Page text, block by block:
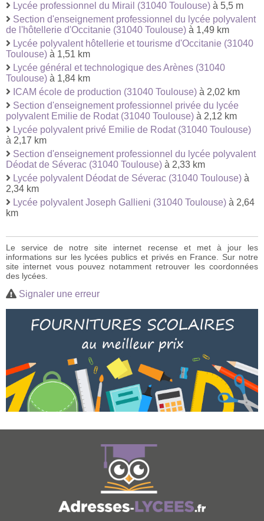
Lycée professionnel du Mirail (31040 Toulouse) à 5,5 m
Section d'enseignement professionnel du lycée polyvalent
de l'hôtellerie d'Occitanie (31040 Toulouse) à 1,49 km
Lycée polyvalent hôtellerie et tourisme d'Occitanie (31040
Toulouse) à 1,51 km
Lycée général et technologique des Arènes (31040
Toulouse) à 1,84 km
ICAM école de production (31040 Toulouse) à 2,02 km
Section d'enseignement professionnel privée du lycée
polyvalent Emilie de Rodat (31040 Toulouse) à 2,12 km
Lycée polyvalent privé Emilie de Rodat (31040 Toulouse)
à 2,17 km
Section d'enseignement professionnel du lycée polyvalent
Déodat de Séverac (31040 Toulouse) à 2,33 km
Lycée polyvalent Déodat de Séverac (31040 Toulouse) à
2,34 km
Lycée polyvalent Joseph Gallieni (31040 Toulouse) à 2,64
km
Le service de notre site internet recense et met à jour les
informations sur les lycées publics et privés en France. Sur notre
site internet vous pouvez notamment retrouver les coordonnées
des lycées.
Signaler une erreur